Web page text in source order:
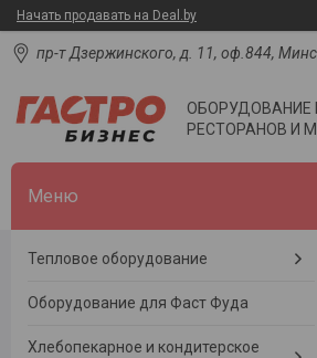
Начать продавать на Deal.by
пр-т Дзержинского, д. 11, оф.844,
ОБОРУДОВАНИЕ
РЕСТОРАНОВ И
Тепловое оборудование
Оборудование для Фаст Фуда
Хлебопекарное и кондитерское